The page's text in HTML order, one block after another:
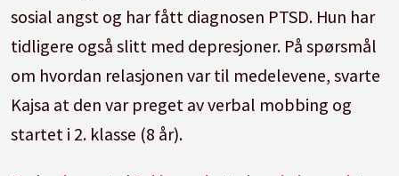
sosial angst og har fått diagnosen PTSD. Hun har
tidligere også slitt med depresjoner. På spørsmål
om hvordan relasjonen var til medelevene, svarte
Kajsa at den var preget av verbal mobbing og
startet i 2. klasse (8 år).